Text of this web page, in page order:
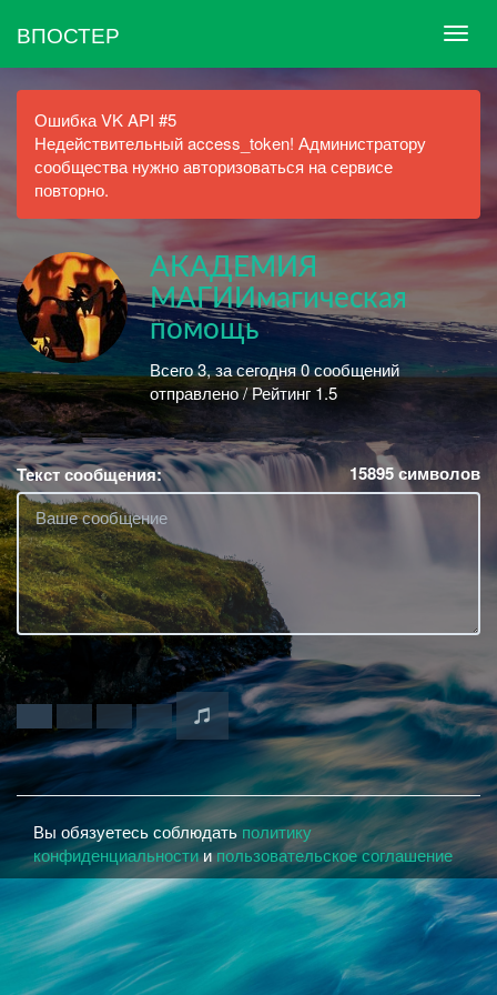
ВПОСТЕР
Ошибка VK API #5
Недействительный access_token! Администратору
сообщества нужно авторизоваться на сервисе
повторно.
АКАДЕМИЯ
МАГИИмагическая
помощь
Всего 3, за сегодня 0 сообщений
отправлено / Рейтинг 1.5
Текст сообщения: 15895символов
Вы обязуетесь соблюдать политику
конфиденциальностиипользовательское соглашение